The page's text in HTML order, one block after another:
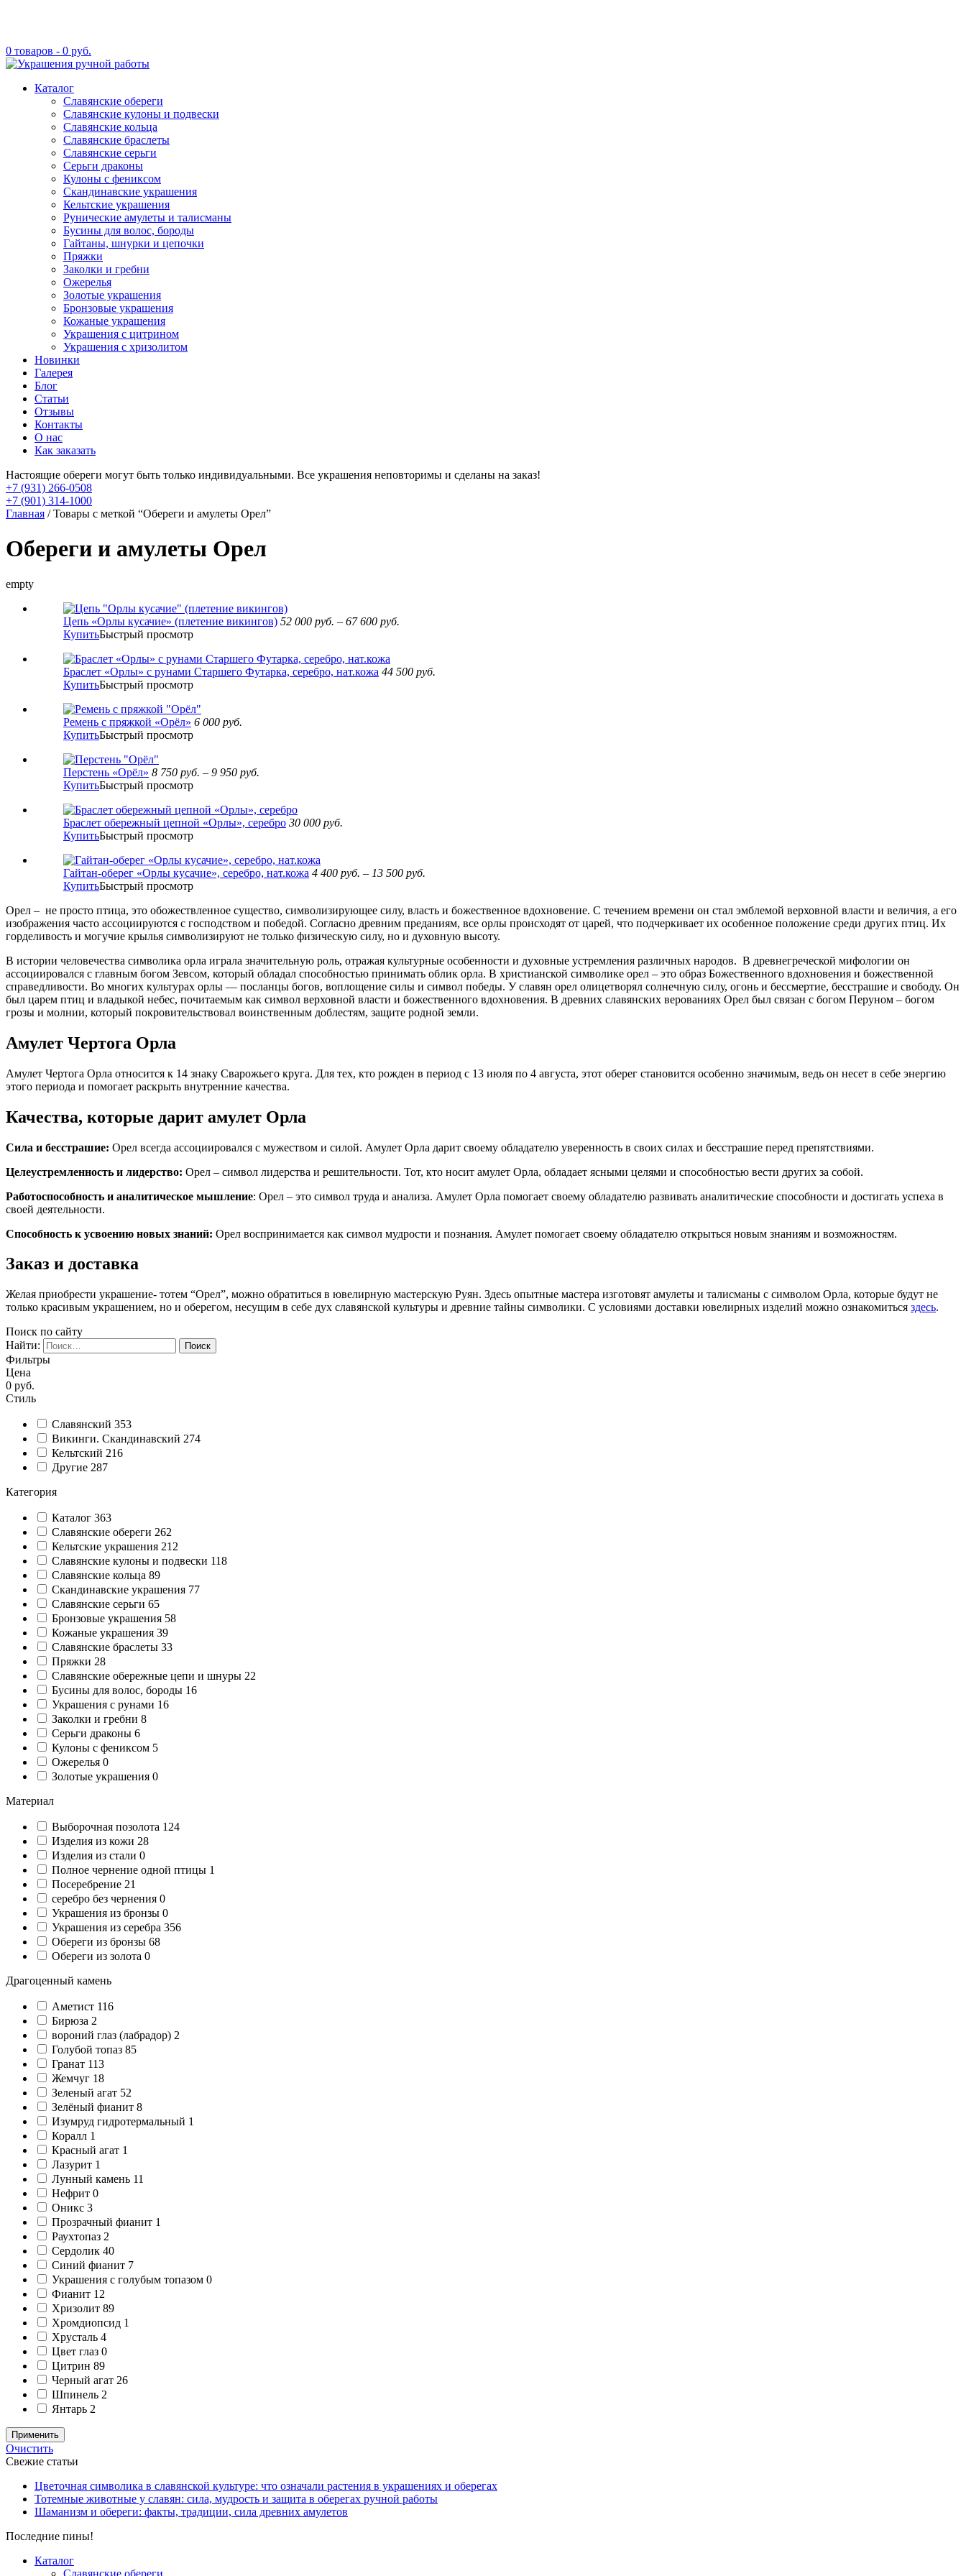
0 товаров - 0 руб.
Каталог
Славянские обереги
Славянские кулоны и подвески
Славянские кольца
Славянские браслеты
Славянские серьги
Серьги драконы
Кулоны с фениксом
Скандинавские украшения
Кельтские украшения
Рунические амулеты и талисманы
Бусины для волос, бороды
Гайтаны, шнурки и цепочки
Пряжки
Заколки и гребни
Ожерелья
Золотые украшения
Бронзовые украшения
Кожаные украшения
Украшения с цитрином
Украшения с хризолитом
Новинки
Галерея
Блог
Статьи
Отзывы
Контакты
О нас
Как заказать
Настоящие обереги могут быть только индивидуальными. Все украшения неповторимы и сделаны на заказ!
+7 (931) 266-0508
+7 (901) 314-1000
Главная / Товары с меткой “Обереги и амулеты Орел”
Обереги и амулеты Орел
empty
Цепь «Орлы кусачие» (плетение викингов) 52 000 руб. – 67 600 руб.
КупитьБыстрый просмотр
Браслет «Орлы» с рунами Старшего Футарка, серебро, нат.кожа 44 500 руб.
КупитьБыстрый просмотр
Ремень с пряжкой «Орёл» 6 000 руб.
КупитьБыстрый просмотр
Перстень «Орёл» 8 750 руб. – 9 950 руб.
КупитьБыстрый просмотр
Браслет обережный цепной «Орлы», серебро 30 000 руб.
КупитьБыстрый просмотр
Гайтан-оберег «Орлы кусачие», серебро, нат.кожа 4 400 руб. – 13 500 руб.
КупитьБыстрый просмотр
Орел – не просто птица, это обожествленное существо, символизирующее силу, власть и божественное вдохновение. С течением времени он стал эмблемой верховной власти и величия, а его
изображения часто ассоциируются с господством и победой. Согласно древним преданиям, все орлы происходят от царей, что подчеркивает их особенное положение среди других птиц. Их
горделивость и могучие крылья символизируют не только физическую силу, но и духовную высоту.
В истории человечества символика орла играла значительную роль, отражая культурные особенности и духовные устремления различных народов. В древнегреческой мифологии он
ассоциировался с главным богом Зевсом, который обладал способностью принимать облик орла. В христианской символике орел – это образ Божественного вдохновения и божественной
справедливости. Во многих культурах орлы — посланцы богов, воплощение силы и символ победы. У славян орел олицетворял солнечную силу, огонь и бессмертие, бесстрашие и свободу. Он
был царем птиц и владыкой небес, почитаемым как символ верховной власти и божественного вдохновения. В древних славянских верованиях Орел был связан с богом Перуном – богом
грозы и молнии, который покровительствовал воинственным доблестям, защите родной земли.
Амулет Чертога Орла
Амулет Чертога Орла относится к 14 знаку Сварожьего круга. Для тех, кто рожден в период с 13 июля по 4 августа, этот оберег становится особенно значимым, ведь он несет в себе энергию
этого периода и помогает раскрыть внутренние качества.
Качества, которые дарит амулет Орла
Сила и бесстрашие: Орел всегда ассоциировался с мужеством и силой. Амулет Орла дарит своему обладателю уверенность в своих силах и бесстрашие перед препятствиями.
Целеустремленность и лидерство: Орел – символ лидерства и решительности. Тот, кто носит амулет Орла, обладает ясными целями и способностью вести других за собой.
Работоспособность и аналитическое мышление: Орел – это символ труда и анализа. Амулет Орла помогает своему обладателю развивать аналитические способности и достигать успеха в
своей деятельности.
Способность к усвоению новых знаний: Орел воспринимается как символ мудрости и познания. Амулет помогает своему обладателю открыться новым знаниям и возможностям.
Заказ и доставка
Желая приобрести украшение- тотем “Орел”, можно обратиться в ювелирную мастерскую Руян. Здесь опытные мастера изготовят амулеты и талисманы с символом Орла, которые будут не
только красивым украшением, но и оберегом, несущим в себе дух славянской культуры и древние тайны символики. С условиями доставки ювелирных изделий можно ознакомиться здесь.
Поиск по сайту
Найти:
Фильтры
Цена
0 руб.
Стиль
Славянский 353
Викинги. Скандинавский 274
Кельтский 216
Другие 287
Категория
Каталог 363
Славянские обереги 262
Кельтские украшения 212
Славянские кулоны и подвески 118
Славянские кольца 89
Cкандинавские украшения 77
Славянские серьги 65
Бронзовые украшения 58
Кожаные украшения 39
Славянские браслеты 33
Пряжки 28
Славянские обережные цепи и шнуры 22
Бусины для волос, бороды 16
Украшения с рунами 16
Заколки и гребни 8
Серьги драконы 6
Кулоны с фениксом 5
Ожерелья 0
Золотые украшения 0
Материал
Выборочная позолота 124
Изделия из кожи 28
Изделия из стали 0
Полное чернение одной птицы 1
Посеребрение 21
серебро без чернения 0
Украшения из бронзы 0
Украшения из серебра 356
Обереги из бронзы 68
Обереги из золота 0
Драгоценный камень
Аметист 116
Бирюза 2
вороний глаз (лабрадор) 2
Голубой топаз 85
Гранат 113
Жемчуг 18
Зеленый агат 52
Зелёный фианит 8
Изумруд гидротермальный 1
Коралл 1
Красный агат 1
Лазурит 1
Лунный камень 11
Нефрит 0
Оникс 3
Прозрачный фианит 1
Раухтопаз 2
Сердолик 40
Синий фианит 7
Украшения с голубым топазом 0
Фианит 12
Хризолит 89
Хромдиопсид 1
Хрусталь 4
Цвет глаз 0
Цитрин 89
Черный агат 26
Шпинель 2
Янтарь 2
Применить
Очистить
Свежие статьи
Цветочная символика в славянской культуре: что означали растения в украшениях и оберегах
Тотемные животные у славян: сила, мудрость и защита в оберегах ручной работы
Шаманизм и обереги: факты, традиции, сила древних амулетов
Последние пины!
Каталог